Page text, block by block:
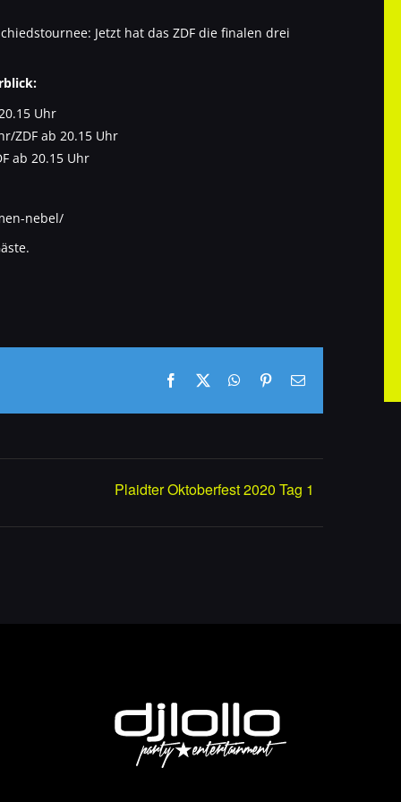
Jetzt hat das ZDF die finalen drei
Uhr
ZDF ab 20.15 Uhr
ab 20.15 Uhr
nebel/
Facebook
X WhatsApp
Pinterest
E-
Plaidter Oktoberfest 2020 Tag 1